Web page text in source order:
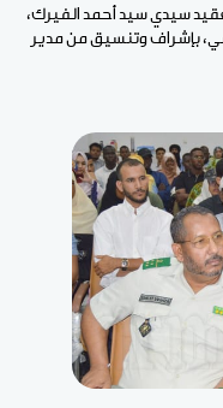
سيدي سيد أحمد الفيرك،
بإشراف وتنسيق من مدير